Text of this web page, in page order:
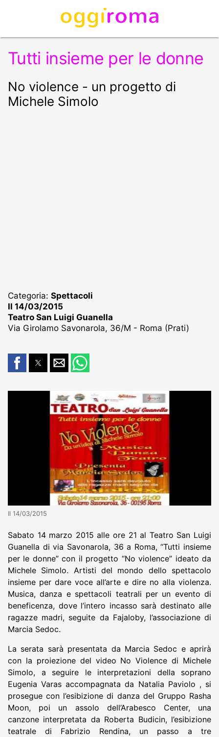
Tutti insieme per le donne
No violence - un progetto di
Michele Simolo
Categoria: Spettacoli
Il 14/03/2015
Teatro San Luigi Guanella
Via Girolamo Savonarola, 36/M - Roma (Prati)
Il 14/03/2015
Sabato 14 marzo 2015 alle ore 21 al Teatro San Luigi
Guanella di via Savonarola, 36 a Roma, “Tutti insieme
per le donne” con il progetto “No violence” ideato da
Michele Simolo. Artisti del mondo dello spettacolo
insieme per dare voce all’arte e dire no alla violenza.
Musica, danza e spettacoli teatrali per un evento di
beneficenza, dove l’intero incasso sarà destinato alle
ragazze madri, seguite da Fajaloby, l’associazione di
Marcia Sedoc.
La serata sarà presentata da Marcia Sedoc e aprirà
con la proiezione del video No Violence di Michele
Simolo, a seguire le interpretazioni della soprano
Eugenia Varas accompagnata da Natalia Paviolo , si
prosegue con l’esibizione di danza del Gruppo Rasha
Moon, poi un assolo dell’Arabesco Center, una
canzone interpretata da Roberta Budicin, l’esibizione
teatrale di Fabrizio Rendina, un passo a tre